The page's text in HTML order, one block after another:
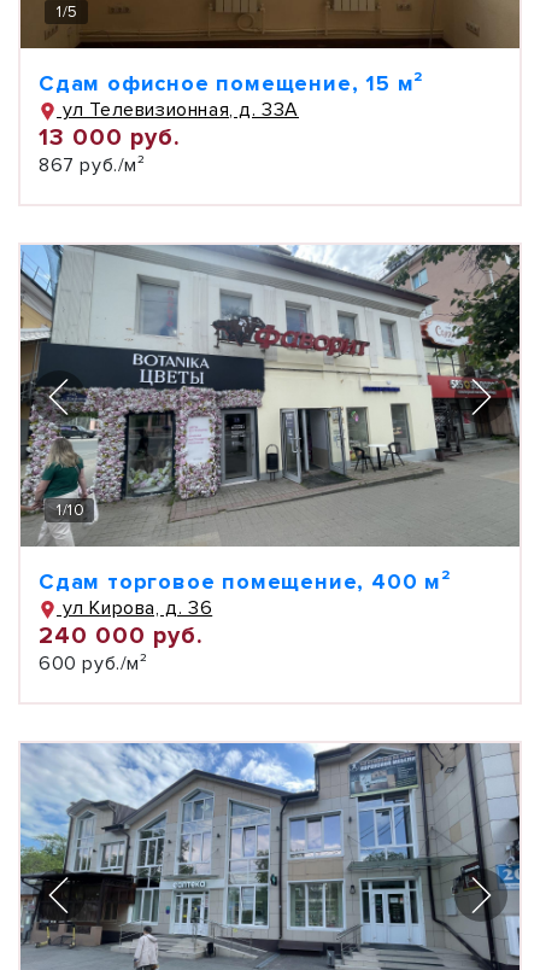
1/5
Сдам офисное помещение, 15 м²
ул Телевизионная, д. 33А
13 000 руб.
867 руб./м²
1/10
Сдам торговое помещение, 400 м²
ул Кирова, д. 36
240 000 руб.
600 руб./м²